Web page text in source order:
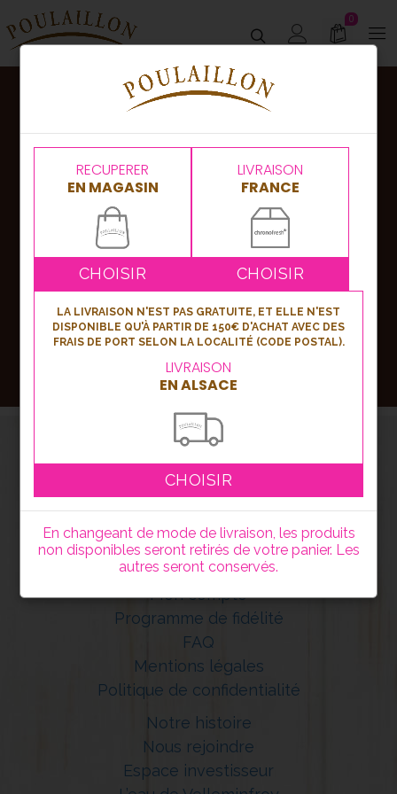
0
Abonnez-vous
à notre newsletter !
Nouveautés, bons plans ou événements,
soyez les premiers informés en vous
inscrivant à notre newsletter !
S'inscrire
Mon compte
Programme de fidélité
FAQ
Mentions légales
Politique de confidentialité
Notre histoire
Nous rejoindre
Espace investisseur
RECUPERER
EN MAGASIN
CHOISIR
LA LIVRAISON N'EST PAS GRATUITE, ET ELLE N'EST
DISPONIBLE QU'À PARTIR DE 150€ D'ACHAT AVEC DES
FRAIS DE PORT SELON LA LOCALITÉ (CODE POSTAL).
LIVRAISON
EN ALSACE
CHOISIR
LIVRAISON
FRANCE
CHOISIR
En changeant de mode de livraison, les produits
non disponibles seront retirés de votre panier. Les
autres seront conservés.